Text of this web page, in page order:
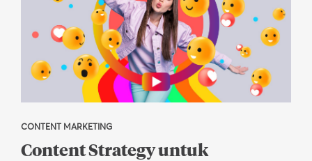
CONTENT MARKETING
Content Strategy untuk